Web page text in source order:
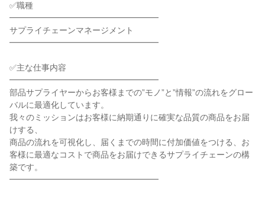
✅職種
━━━━━━━━━━━━━━━━━━
サプライチェーンマネージメント
━━━━━━━━━━━━━━━━━━
✅主な仕事内容
━━━━━━━━━━━━━━━━━━
部品サプライヤーからお客様までの”モノ”と”情報”の流れをグロー
バルに最適化しています。
我々のミッションはお客様に納期通りに確実な品質の商品をお届
けする、
商品の流れを可視化し、届くまでの時間に付加価値をつける、お
客様に最適なコストで商品をお届けできるサプライチェーンの構
築です。
━━━━━━━━━━━━━━━━━━